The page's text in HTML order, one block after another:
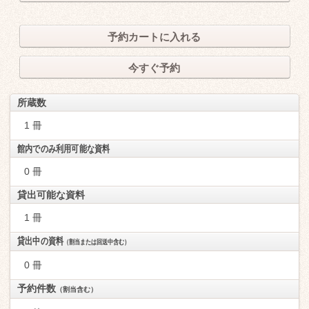
予約カートに入れる
今すぐ予約
所蔵数
1 冊
館内でのみ利用可能な資料
0 冊
貸出可能な資料
1 冊
貸出中の資料（割当または回送中含む）
0 冊
予約件数 （割当含む）